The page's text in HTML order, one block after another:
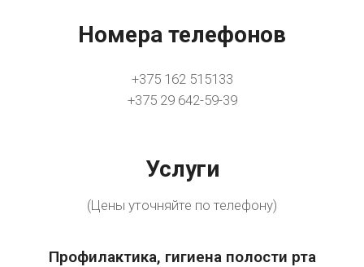
Номера телефонов
+375 162 515133
+375 29 642-59-39
Услуги
(Цены уточняйте по телефону)
Профилактика, гигиена полости рта